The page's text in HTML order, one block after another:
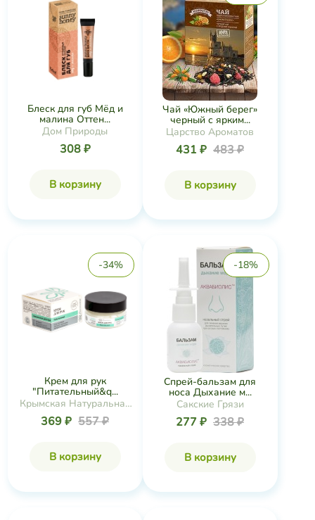
Блеск для губ Мёд и
малина Оттен...
Дом Природы
308 ₽
В корзину
Чай «Южный берег»
черный с ярким...
Царство Ароматов
431 ₽ 483 ₽
В корзину
-34%
Крем для рук
"Питательный&q...
Крымская Натуральная
Коллекция
369 ₽ 557 ₽
В корзину
-18%
Спрей-бальзам для
носа Дыхание м...
Сакские Грязи
277 ₽ 338 ₽
В корзину